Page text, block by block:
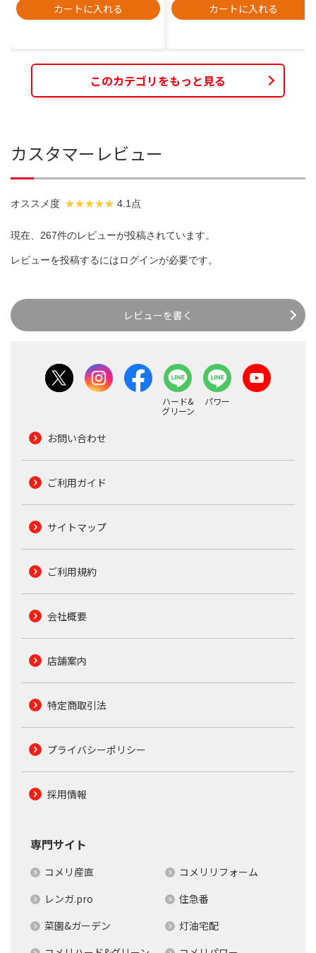
カートに入れる カートに入れる
このカテゴリをもっと見る
カスタマーレビュー
オススメ度 4.1点
現在、267件のレビューが投稿されています。
レビューを投稿するにはログインが必要です。
レビューを書く
ハード&
グリーン
パワー
お問い合わせ
ご利用ガイド
サイトマップ
ご利用規約
会社概要
店舗案内
特定商取引法
プライバシーポリシー
採用情報
専門サイト
コメリ産直
コメリリフォーム
レンガ.pro
住急番
菜園&ガーデン
灯油宅配